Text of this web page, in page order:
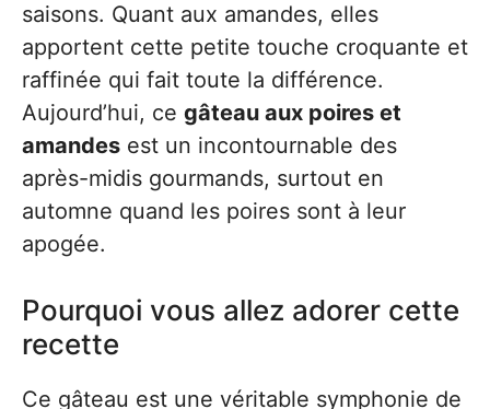
saisons. Quant aux amandes, elles
apportent cette petite touche croquante et
raffinée qui fait toute la différence.
Aujourd’hui, ce gâteau aux poires et
amandes est un incontournable des
après-midis gourmands, surtout en
automne quand les poires sont à leur
apogée.
Pourquoi vous allez adorer cette
recette
Ce gâteau est une véritable symphonie de